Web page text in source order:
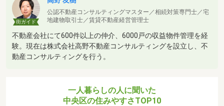
街ガイド
公認不動産コンサルティングマスター／相続対策専門士／宅
地建物取引士／賃貸不動産経営管理士
不動産会社にて600件以上の仲介、6000戸の収益物件管理を経
験。現在は株式会社高野不動産コンサルティングを設立し、不
動産コンサルティングを行う。
一人暮らしの人に聞いた
中央区の住みやすさTOP10